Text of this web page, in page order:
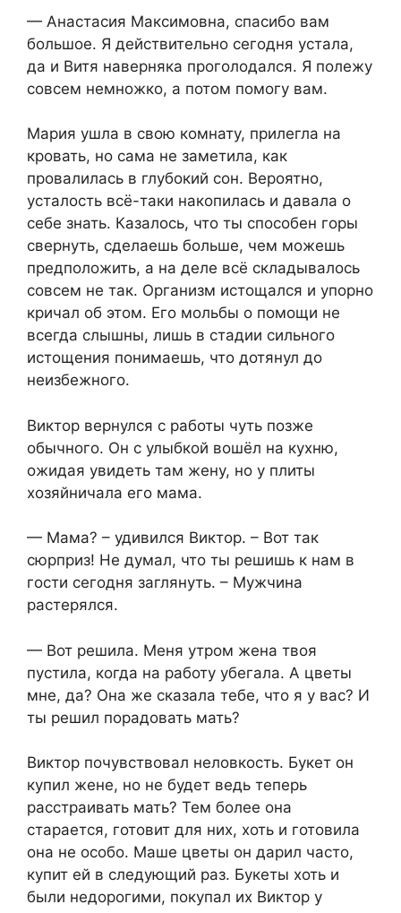
— Анастасия Максимовна, спасибо вам
большое. Я действительно сегодня устала,
да и Витя наверняка проголодался. Я полежу
совсем немножко, а потом помогу вам.
Мария ушла в свою комнату, прилегла на
кровать, но сама не заметила, как
провалилась в глубокий сон. Вероятно,
усталость всё-таки накопилась и давала о
себе знать. Казалось, что ты способен горы
свернуть, сделаешь больше, чем можешь
предположить, а на деле всё складывалось
совсем не так. Организм истощался и упорно
кричал об этом. Его мольбы о помощи не
всегда слышны, лишь в стадии сильного
истощения понимаешь, что дотянул до
неизбежного.
Виктор вернулся с работы чуть позже
обычного. Он с улыбкой вошёл на кухню,
ожидая увидеть там жену, но у плиты
хозяйничала его мама.
— Мама? – удивился Виктор. – Вот так
сюрприз! Не думал, что ты решишь к нам в
гости сегодня заглянуть. – Мужчина
растерялся.
— Вот решила. Меня утром жена твоя
пустила, когда на работу убегала. А цветы
мне, да? Она же сказала тебе, что я у вас? И
ты решил порадовать мать?
Виктор почувствовал неловкость. Букет он
купил жене, но не будет ведь теперь
расстраивать мать? Тем более она
старается, готовит для них, хоть и готовила
она не особо. Маше цветы он дарил часто,
купит ей в следующий раз. Букеты хоть и
были недорогими, покупал их Виктор у